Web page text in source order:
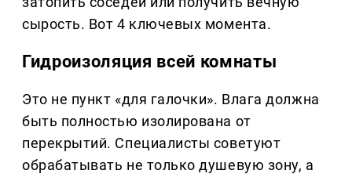
сырость. Вот 4 ключевых момента.
Гидроизоляция всей комнаты
Это не пункт «для галочки». Влага должна
быть полностью изолирована от
перекрытий. Специалисты советуют
обрабатывать не только душевую зону, а